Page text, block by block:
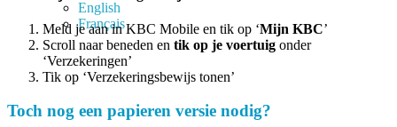
English
Français
Meld je aan in KBC Mobile en tik op ‘Mijn KBC’
Scroll naar beneden en tik op je voertuig onder
‘Verzekeringen’
Tik op ‘Verzekeringsbewijs tonen’
Toch nog een papieren versie nodig?